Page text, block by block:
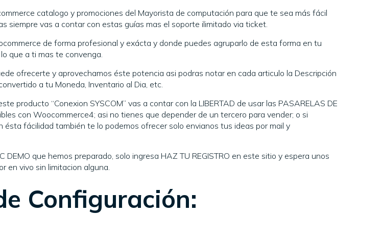
catalogo y promociones del Mayorista de computación para que te sea más fácil
siempre vas a contar con estas guías mas el soporte ilimitado via ticket.
de forma profesional y exácta y donde puedes agruparlo de esta forma en tu
que a ti mas te convenga.
ofrecerte y aprovechamos éste potencia asi podras notar en cada articulo la Descripción
a tu Moneda, Inventario al Dia, etc.
producto “Conexion SYSCOM” vas a contar con la LIBERTAD de usar las PASARELAS DE
con Woocommerce4; asi no tienes que depender de un tercero para vender; o si
fácilidad también te lo podemos ofrecer solo envianos tus ideas por mail y
que hemos preparado, solo ingresa HAZ TU REGISTRO en este sitio y espera unos
en vivo sin limitacion alguna.
Configuración: